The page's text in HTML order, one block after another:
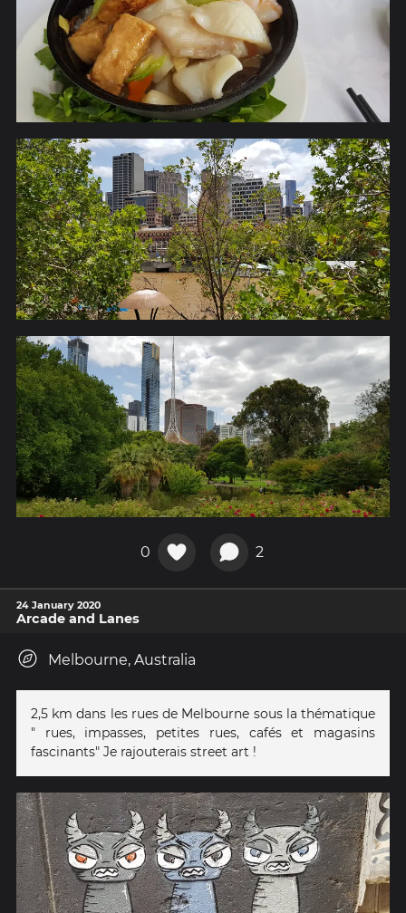
0 2
24 January 2020
Arcade and Lanes
Melbourne, Australia
2,5 km dans les rues de Melbourne sous la thématique
" rues, impasses, petites rues, cafés et magasins
fascinants" Je rajouterais street art !